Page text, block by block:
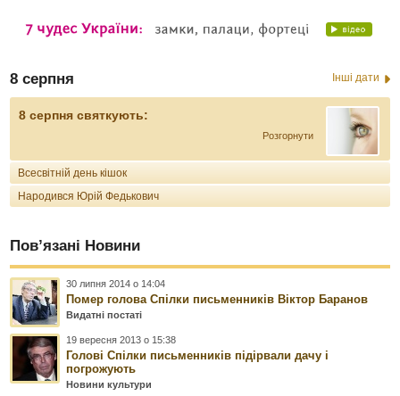
8 серпня Інші дати
8 серпня святкують:
Розгорнути
Всесвітній день кішок
Народився Юрій Федькович
Пов’язані Новини
30 липня 2014 о 14:04
Помер голова Спілки письменників Віктор Баранов
Видатні постаті
19 вересня 2013 о 15:38
Голові Спілки письменників підірвали дачу і
погрожують
Новини культури